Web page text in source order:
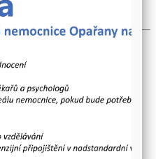
v dětském a
dětském a
Emoční vývoj v